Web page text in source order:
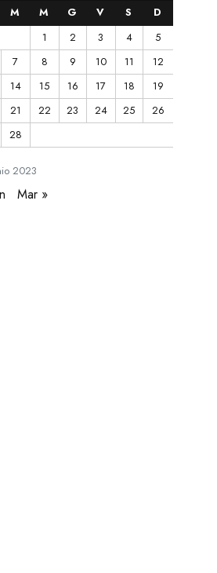
2023
M M G V S
D
1
2 3 4
5
7 8 9 10 11
12
14 15 16 17 18
19
21 22 23 24 25
26
28
Mar »